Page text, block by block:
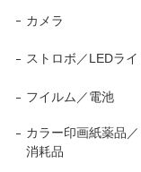
カメラ
ストロボ／LEDライ
フイルム／電池
カラー印画紙薬品
消耗品